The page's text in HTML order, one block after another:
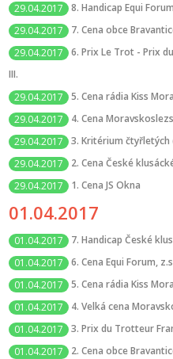
29.04.2017
8. Handicap Equi Forum
29.04.2017
7. Cena obce
29.04.2017
6. Prix Le Trot - Prix
III.
29.04.2017
5. Cena rádia Kiss
29.04.2017
4. Cena
29.04.2017
3. Kritérium čtyřletých
29.04.2017
2. Cena České
29.04.2017
1. Cena JS Okna
01.04.2017
01.04.2017
7. Handicap České
01.04.2017
6. Cena Equi Forum,
01.04.2017
5. Cena rádia Kiss
01.04.2017
4. Velká cena
01.04.2017
3. Prix du Trotteur
01.04.2017
2. Cena obce